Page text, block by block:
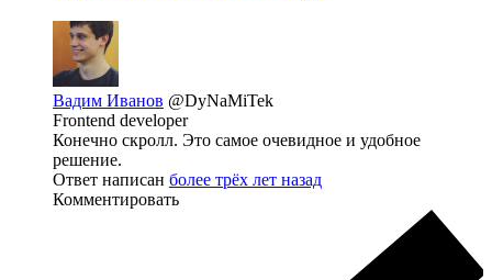
Вадим Иванов @DyNaMiTek
Frontend developer
Конечно скролл. Это самое очевидное и удобное
решение.
Ответ написан более трёх лет назад
Комментировать